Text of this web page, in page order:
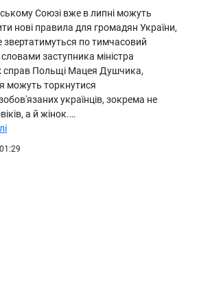
Союзі вже в липні можуть
нові правила для громадян України,
звертатимуться по тимчасовий
заступника міністра
справ Польщі Мацея Душчика,
можуть торкнутися
українців, зокрема не
а й жінок.…